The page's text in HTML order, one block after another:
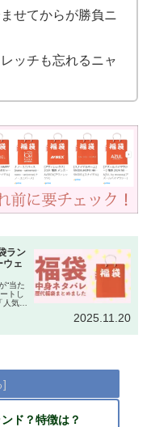
せてからが勝負ニ
ッチも忘れるニャ
ラン
ウェ
“当た
トし
気ブ
2025.11.20
ド？特徴は？